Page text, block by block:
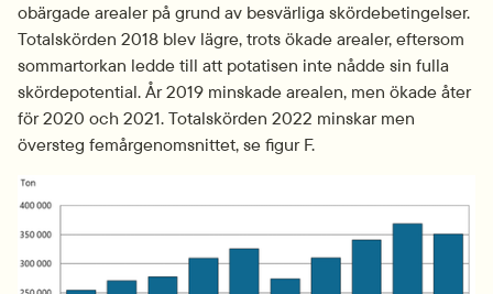
obärgade arealer på grund av besvärliga skördebetingelser.
Totalskörden 2018 blev lägre, trots ökade arealer, eftersom
sommartorkan ledde till att potatisen inte nådde sin fulla
skördepotential. År 2019 minskade arealen, men ökade åter
för 2020 och 2021. Totalskörden 2022 minskar men
översteg femårgenomsnittet, se figur F.